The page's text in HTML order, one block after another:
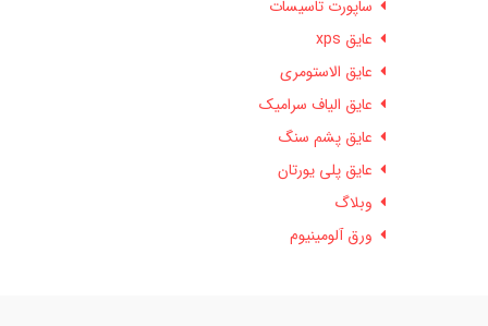
ساپورت تاسیسات
عایق xps
عایق الاستومری
عایق الیاف سرامیک
عایق پشم سنگ
عایق پلی یورتان
وبلاگ
ورق آلومینیوم